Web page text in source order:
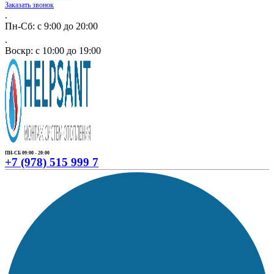
Заказать звонок
.
Пн-Сб: с 9:00 до 20:00
.
Воскр: с 10:00 до 19:00
ПН-СБ 09:00 - 20:00
+7 (978) 515 999 7